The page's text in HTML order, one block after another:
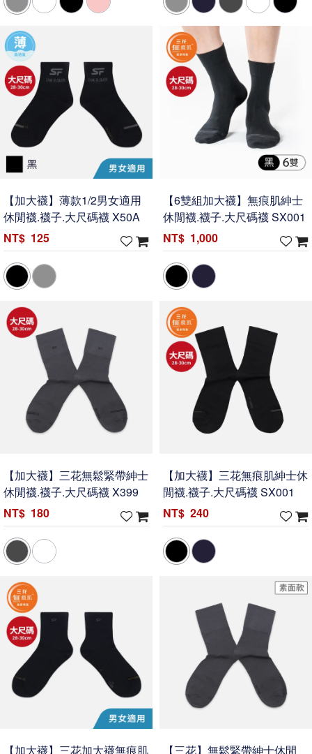
【加大襪】薄款1/2男女適用
休閒襪.襪子.大尺碼襪 X50A
125
【6雙組加大襪】無痕肌紳士
休閒襪.襪子.大尺碼襪 SX001
1,000
【加大襪】三花無鬆緊帶紳士
休閒襪.襪子.大尺碼襪 X399
180
【加大襪】三花無痕肌紳士休
閒襪.襪子.大尺碼襪 SX001
240
【加大襪】三花加大襪無痕肌
【三花】無鬆緊帶紳士休閒